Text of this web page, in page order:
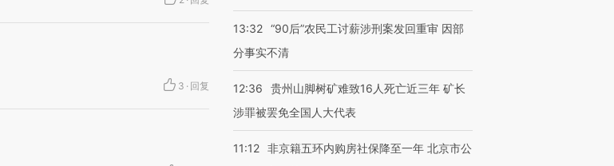
3 · 回复
13:32 “90后”农民工讨薪涉刑案发回重审 因部
分事实不清
12:36
贵州山脚树矿难致16人死亡近三年 矿长
涉罪被罢免全国人大代表
11:12 非京籍五环内购房社保降至一年 北京市公